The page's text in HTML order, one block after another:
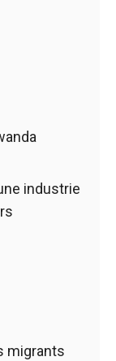
industrie
migrants